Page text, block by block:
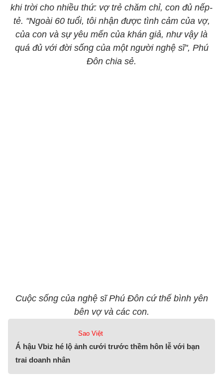
khi trời cho nhiều thứ: vợ trẻ chăm chỉ, con đủ nếp-
tẻ. "Ngoài 60 tuổi, tôi nhận được tình cảm của vợ,
của con và sự yêu mến của khán giả, như vậy là
quá đủ với đời sống của một người nghệ sĩ", Phú
Đôn chia sẻ.
Cuộc sống của nghệ sĩ Phú Đôn cứ thế bình yên
bên vợ và các con.
Sao Việt
Á hậu Vbiz hé lộ ảnh cưới trước thềm hôn lễ với bạn
trai doanh nhân